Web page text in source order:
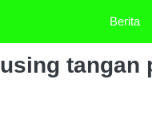
Berita
tangan